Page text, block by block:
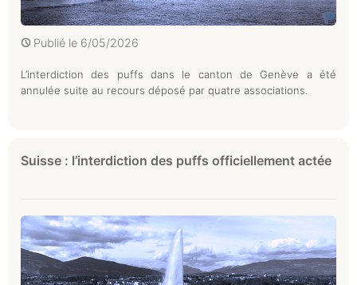
Publié le 6/05/2026
L’interdiction des puffs dans le canton de Genève a été
annulée suite au recours déposé par quatre associations.
Suisse : l’interdiction des puffs officiellement actée